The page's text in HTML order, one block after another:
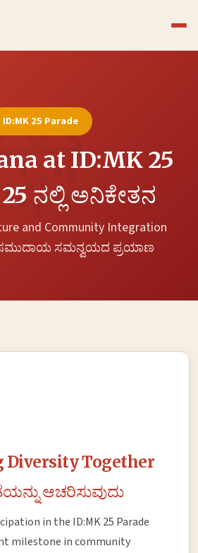
ID:MK 25 Parade
at ID:MK 25
ನಲ್ಲಿ ಅನಿಕೇತನ
and Community Integration
ಸಮುದಾಯ ಸಮನ್ವಯದ ಪ್ರಯಾಣ
Diversity Together
ಆಚರಿಸುವುದು
in the ID:MK 25 Parade
milestone in community